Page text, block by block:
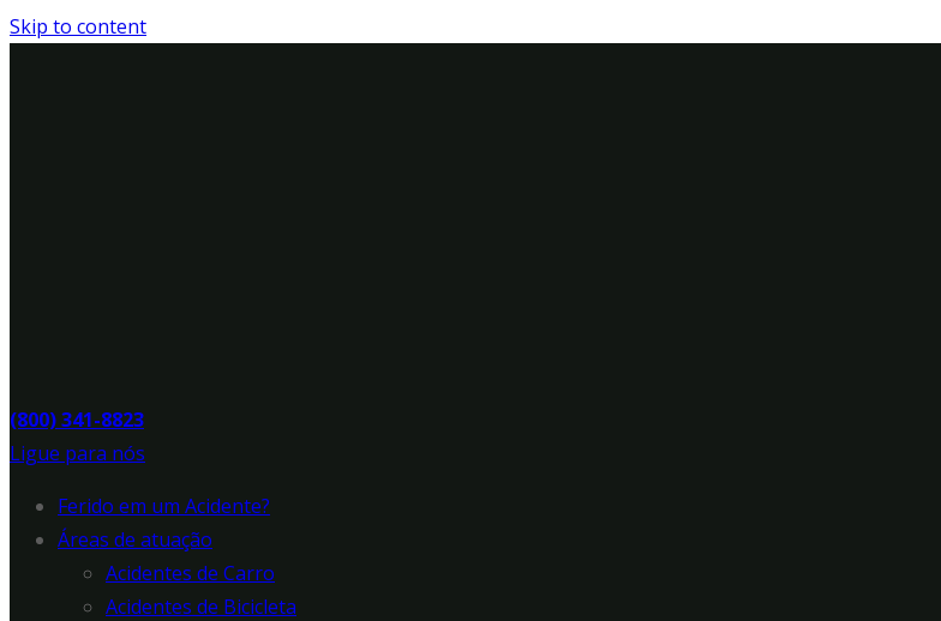
Skip to content
(800) 341-8823
Ligue para nós
Ferido em um Acidente?
Áreas de atuação
Acidentes de Carro
Acidentes de Bicicleta